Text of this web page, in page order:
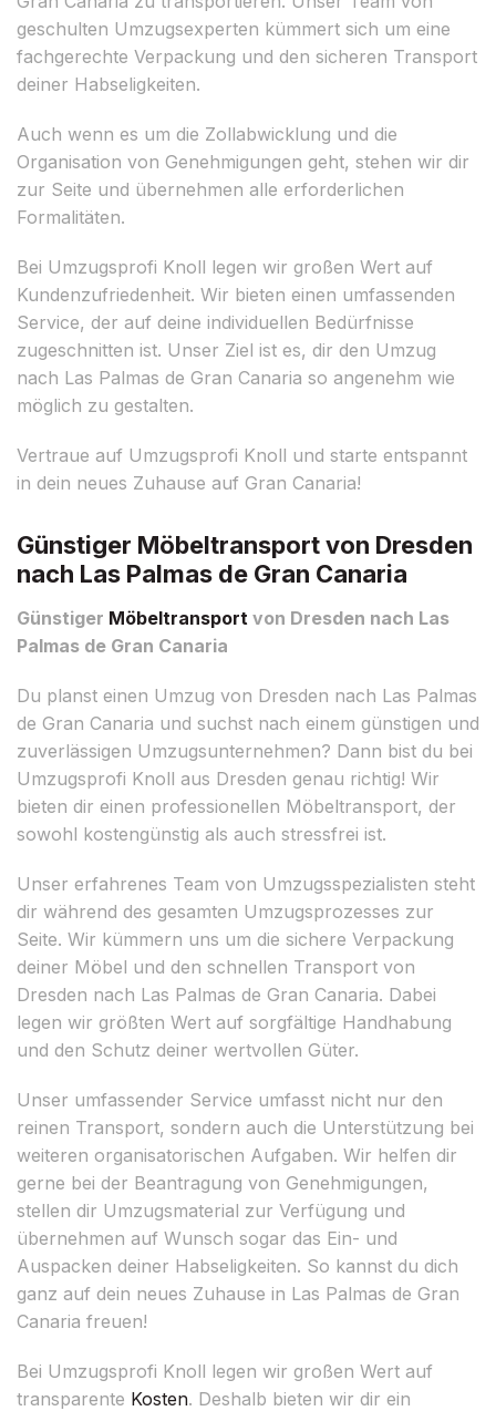
geschulten Umzugsexperten kümmert sich um eine
fachgerechte Verpackung und den sicheren Transport
deiner Habseligkeiten.
Auch wenn es um die Zollabwicklung und die
Organisation von Genehmigungen geht, stehen wir dir
zur Seite und übernehmen alle erforderlichen
Formalitäten.
Bei Umzugsprofi Knoll legen wir großen Wert auf
Kundenzufriedenheit. Wir bieten einen umfassenden
Service, der auf deine individuellen Bedürfnisse
zugeschnitten ist. Unser Ziel ist es, dir den Umzug
nach Las Palmas de Gran Canaria so angenehm wie
möglich zu gestalten.
Vertraue auf Umzugsprofi Knoll und starte entspannt
in dein neues Zuhause auf Gran Canaria!
Günstiger Möbeltransport von Dresden
nach Las Palmas de Gran Canaria
Günstiger Möbeltransport von Dresden nach Las
Palmas de Gran Canaria
Du planst einen Umzug von Dresden nach Las Palmas
de Gran Canaria und suchst nach einem günstigen und
zuverlässigen Umzugsunternehmen? Dann bist du bei
Umzugsprofi Knoll aus Dresden genau richtig! Wir
bieten dir einen professionellen Möbeltransport, der
sowohl kostengünstig als auch stressfrei ist.
Unser erfahrenes Team von Umzugsspezialisten steht
dir während des gesamten Umzugsprozesses zur
Seite. Wir kümmern uns um die sichere Verpackung
deiner Möbel und den schnellen Transport von
Dresden nach Las Palmas de Gran Canaria. Dabei
legen wir größten Wert auf sorgfältige Handhabung
und den Schutz deiner wertvollen Güter.
Unser umfassender Service umfasst nicht nur den
reinen Transport, sondern auch die Unterstützung bei
weiteren organisatorischen Aufgaben. Wir helfen dir
gerne bei der Beantragung von Genehmigungen,
stellen dir Umzugsmaterial zur Verfügung und
übernehmen auf Wunsch sogar das Ein- und
Auspacken deiner Habseligkeiten. So kannst du dich
ganz auf dein neues Zuhause in Las Palmas de Gran
Canaria freuen!
Bei Umzugsprofi Knoll legen wir großen Wert auf
transparente Kosten. Deshalb bieten wir dir ein